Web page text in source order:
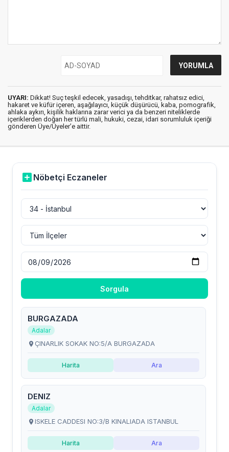
UYARI: Dikkat! Suç teşkil edecek, yasadışı, tehditkar, rahatsız edici,
hakaret ve küfür içeren, aşağılayıcı, küçük düşürücü, kaba, pornografik,
ahlaka aykırı, kişilik haklarına zarar verici ya da benzeri niteliklerde
içeriklerden doğan her türlü mali, hukuki, cezai, idari sorumluluk içeriği
gönderen Üye/Üyeler’e aittir.